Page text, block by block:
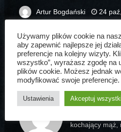
Artur Bogdański 24
ARTUR BOGDAŃSKI
Założyciel
kochający mąż,
Używamy plików cookie na
aby zapewnić najlepsze jej
preferencje na kolejny wizyty.
wszystko”, wyrażasz zgodę na
plików cookie. Możesz jednak
modyfikować swoje preferencje.
Ustawienia Akceptuj